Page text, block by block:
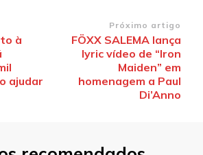
à
ajudar
Próximo artigo
FÖXX SALEMA lança
lyric vídeo de “Iron
Maiden” em
homenagem a Paul
Di’Anno